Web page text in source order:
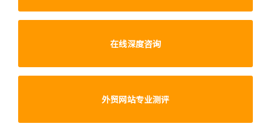
在线深度咨询
外贸网站专业测评